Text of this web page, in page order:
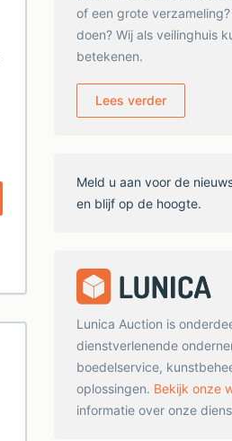
of een grote
doen? Wij als veilinghuis
betekenen.
Lees verder
Meld u aan voor de
en blijf op de hoogte.
Lunica Auction is
dienstverlenende
boedelservice,
oplossingen. Bekijk onze
informatie over onze